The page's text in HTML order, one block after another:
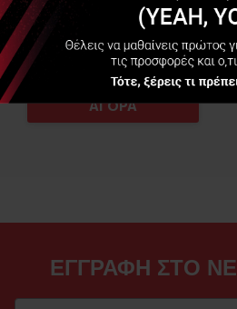
Διαθέσιμο
+7 Πόντοι
ΑΓΟΡΑ
ΕΓΓΡΑΦΗ ΣΤΟ